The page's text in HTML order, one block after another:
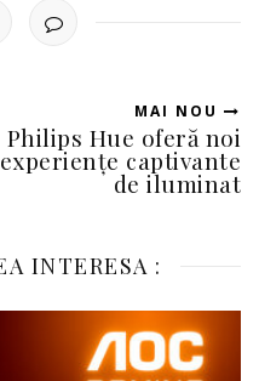
MAI NOU
Philips Hue oferă noi
experiențe captivante
de iluminat
INTERESA :